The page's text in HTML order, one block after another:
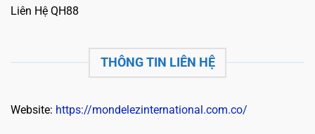
Liên Hệ QH88
THÔNG TIN LIÊN HỆ
Website: https://mondelezinternational.com.co/